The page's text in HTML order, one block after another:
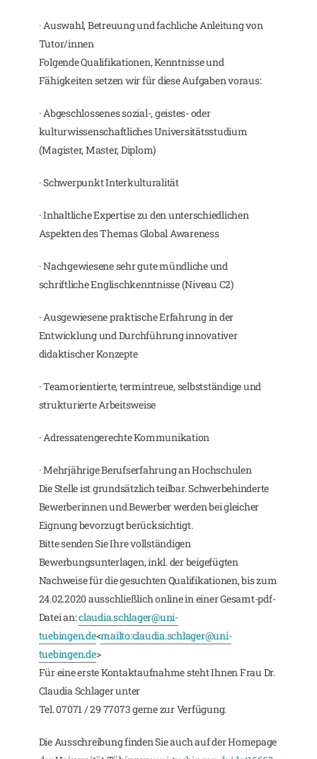
· Auswahl, Betreuung und fachliche Anleitung von
Tutor/innen
Folgende Qualifikationen, Kenntnisse und
Fähigkeiten setzen wir für diese Aufgaben voraus:
· Abgeschlossenes sozial-, geistes- oder
kulturwissenschaftliches Universitätsstudium
(Magister, Master, Diplom)
· Schwerpunkt Interkulturalität
· Inhaltliche Expertise zu den unterschiedlichen
Aspekten des Themas Global Awareness
· Nachgewiesene sehr gute mündliche und
schriftliche Englischkenntnisse (Niveau C2)
· Ausgewiesene praktische Erfahrung in der
Entwicklung und Durchführung innovativer
didaktischer Konzepte
· Teamorientierte, termintreue, selbstständige und
strukturierte Arbeitsweise
· Adressatengerechte Kommunikation
· Mehrjährige Berufserfahrung an Hochschulen
Die Stelle ist grundsätzlich teilbar. Schwerbehinderte
Bewerberinnen und Bewerber werden bei gleicher
Eignung bevorzugt berücksichtigt.
Bitte senden Sie Ihre vollständigen
Bewerbungsunterlagen, inkl. der beigefügten
Nachweise für die gesuchten Qualifikationen, bis zum
24.02.2020 ausschließlich online in einer Gesamt-pdf-
Datei an:claudia.schlager@uni-
tuebingen.de<mailto:claudia.schlager@uni-
tuebingen.de>
Für eine erste Kontaktaufnahme steht Ihnen Frau Dr.
Claudia Schlager unter
Tel. 07071 / 29 77073 gerne zur Verfügung.
Die Ausschreibung finden Sie auch auf der Homepage